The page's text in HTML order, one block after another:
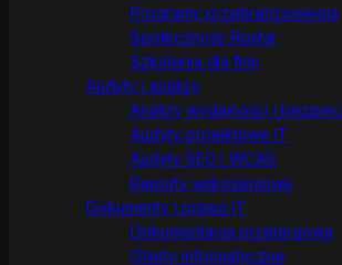
Programy przebranżowienia
Społeczność Rostar
Szkolenia dla firm
Audyty i analizy
Analizy wydajności i
Audyty projektowe IT
Audyty SEO i WCAG
Raporty wdrożeniowe
Dokumenty i prawo IT
Dokumentacja przetargowa
Oferty informatyczne